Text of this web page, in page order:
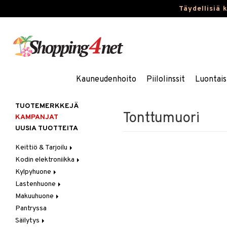
Täydellisiä
Kauneudenhoito Piilolinssit
Tonttumuori
TUOTEMERKKEJÄ
KAMPANJAT
UUSIA TUOTTEITA
Keittiö & Tarjoilu
Aterimet
Kannut & Karahvit
Keittiösäilytys
Keittiötekstiilit
Keittiövälineet
Kodinkoneet
Kodin elektroniikka
Ääni
Kylpyhuone
Kylpyhuoneen sisustus
Kylpyhuoneen tarvikkeita
Kylpyhuoneen tekstiilit
Lastenhuone
Kylpyhuoneen koristelu
Lasten huonekalut
Lasten lamput
Makuuhuone
Huovat & Saalit
Koristetyynyt
Pantryssa
Säilytys